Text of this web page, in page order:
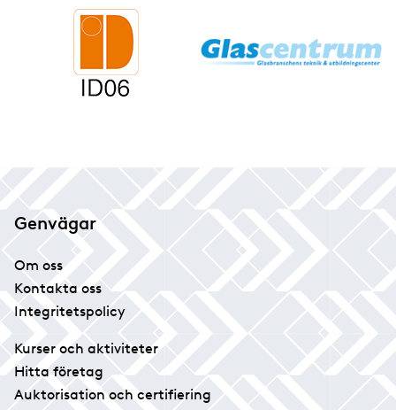
Genvägar
Om oss
Kontakta oss
Integritetspolicy
Kurser och aktiviteter
Hitta företag
Auktorisation och certifiering